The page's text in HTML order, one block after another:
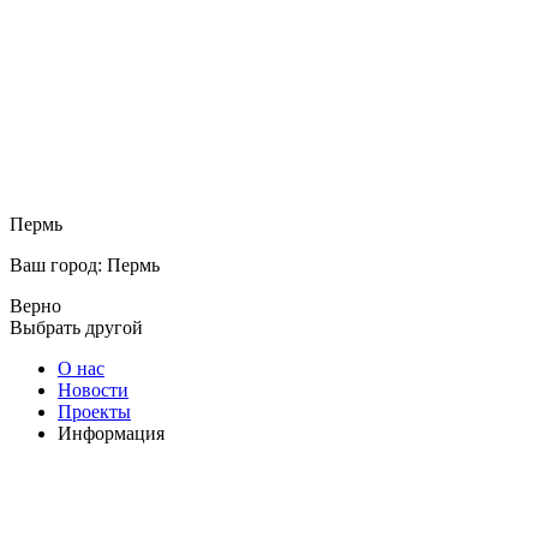
Пермь
Ваш город: Пермь
Верно
Выбрать другой
О нас
Новости
Проекты
Информация